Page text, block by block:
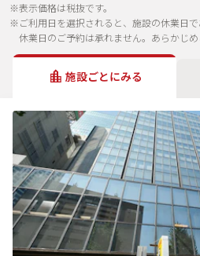
※表示価格は税抜です。
※ご利用日を選択されると、施設の休業日で
休業日のご予約は承れません。あらかじめ
施設ごとにみる